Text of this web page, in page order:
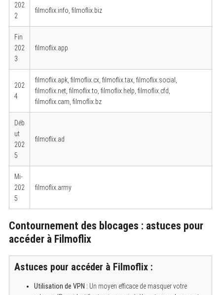
202
2
filmoflix.info, filmoflix.biz
Fin
202
3
filmoflix.app
202
4
filmoflix.apk, filmoflix.cx, filmoflix.tax, filmoflix.social,
filmoflix.net, filmoflix.to, filmoflix.help, filmoflix.cfd,
filmoflix.cam, filmoflix.bz
Déb
ut
202
5
filmoflix.ad
Mi-
202
5
filmoflix.army
Contournement des blocages : astuces pour
accéder à Filmoflix
Astuces pour accéder à Filmoflix :
Utilisation de VPN : Un moyen efficace de masquer votre